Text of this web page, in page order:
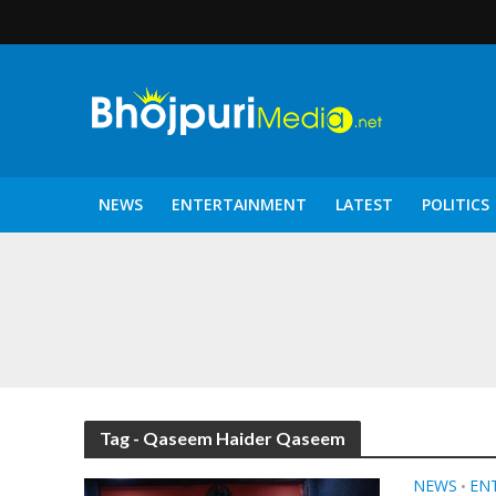
NEWS ENTERTAINMENT LATEST POLITICS
Tag - Qaseem Haider Qaseem
NEWS •